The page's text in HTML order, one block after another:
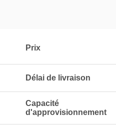
Prix
Délai de livraison
Capacité
d'approvisionnement